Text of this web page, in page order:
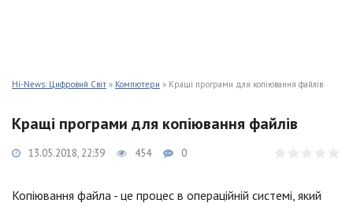
Hi-News: Цифровий Світ » Компютери » Кращі програми для копіювання файлів
Кращі програми для копіювання файлів
13.05.2018, 22:39 454 0
Копіювання файла - це процес в операційній системі, який